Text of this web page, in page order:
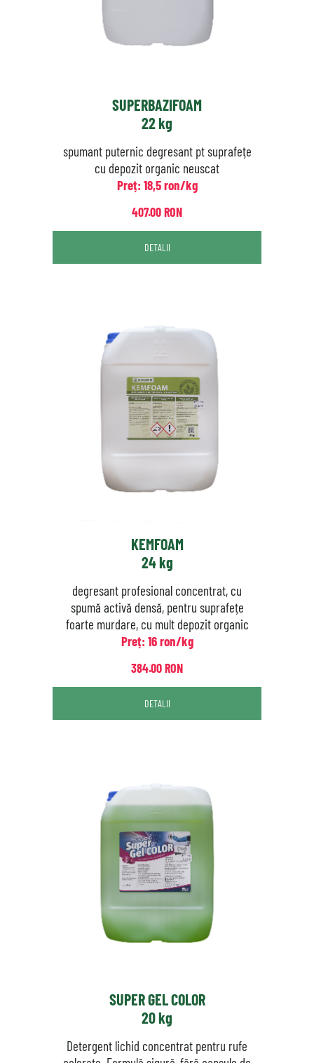
SUPERBAZIFOAM
22 kg
spumant puternic degresant pt suprafețe
cu depozit organic neuscat
Preț: 18,5 ron/kg
407.00 RON
DETALII
KEMFOAM
24 kg
degresant profesional concentrat, cu
spumă activă densă, pentru suprafețe
foarte murdare, cu mult depozit organic
Preț: 16 ron/kg
384.00 RON
DETALII
SUPER GEL COLOR
20 kg
Detergent lichid concentrat pentru rufe